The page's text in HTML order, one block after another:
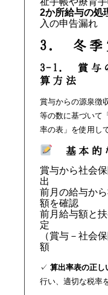
2か所給与の処
入の申告漏れ
3. 冬季
3-1. 賞与
算方法
賞与からの源泉徴
等の数に基づいて
率の表」を使用し
基本的
賞与から社会
出
前月の給与か
額を確認
前月給与額と
定
（賞与－社会
額
✓ 算出率表の正し
行い、適切な税率